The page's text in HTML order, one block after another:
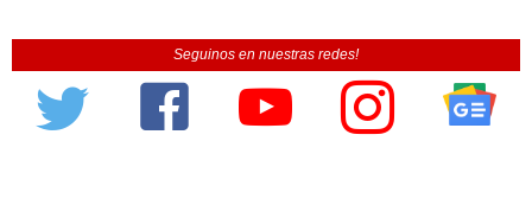
Seguinos en nuestras redes!